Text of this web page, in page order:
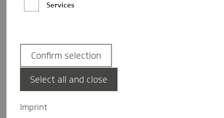
Services
Imprint
Confirm selection
Select all and close